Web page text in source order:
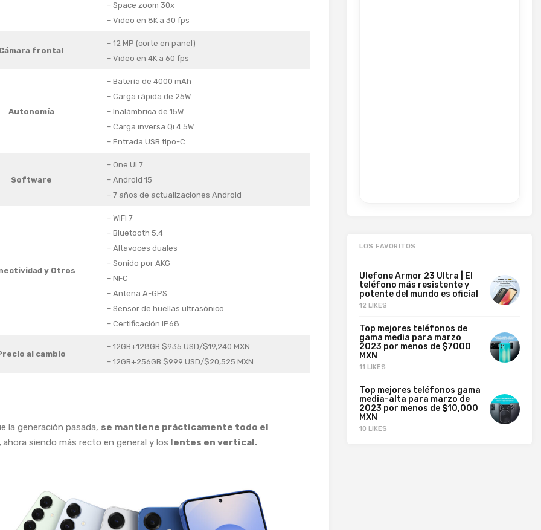
– Space zoom 30x
– Video en 8K a 30 fps
frontal
– 12 MP (corte en panel)
– Video en 4K a 60 fps
Autonomía
– Batería de 4000 mAh
– Carga rápida de 25W
– Inalámbrica de 15W
– Carga inversa Qi 4.5W
– Entrada USB tipo-C
Software
– One UI 7
– Android 15
– 7 años de actualizaciones Android
y Otros
– WiFi 7
– Bluetooth 5.4
– Altavoces duales
– Sonido por AKG
– NFC
– Antena A-GPS
– Sensor de huellas ultrasónico
– Certificación IP68
al cambio
– 12GB+128GB $935 USD/$19,240 MXN
– 12GB+256GB $999 USD/$20,525 MXN
la generación pasada, se mantiene prácticamente todo el
ahora siendo más recto en general y los lentes en vertical.
LOS FAVORITOS
Ulefone Armor 23 Ultra | El
teléfono más resistente y
potente del mundo es oficial
12 LIKES
Top mejores teléfonos de
gama media para marzo
2023 por menos de $7000
MXN
11 LIKES
Top mejores teléfonos gama
media-alta para marzo de
2023 por menos de $10,000
MXN
10 LIKES